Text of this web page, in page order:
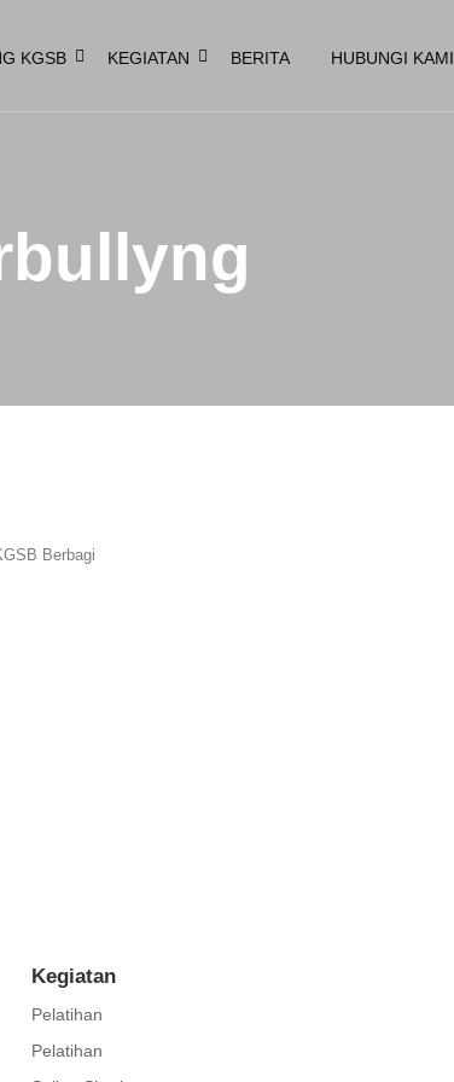
KGSB KEGIATAN BERITA HUBUNGI KAMI
Berbagi
Kegiatan
Pelatihan
Pelatihan